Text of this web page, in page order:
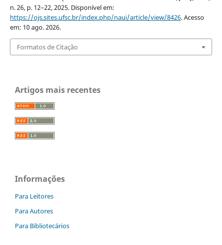
n. 26, p. 12–22, 2025. Disponível em:
https://ojs.sites.ufsc.br/index.php/naui/article/view/8426. Acesso
em: 10 ago. 2026.
Formatos de Citação
Artigos mais recentes
Informações
Para Leitores
Para Autores
Para Bibliotecários